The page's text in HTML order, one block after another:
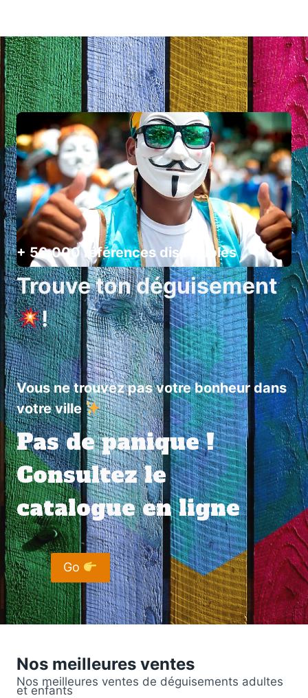
+ 50 000 références disponibles
Trouve ton déguisement
!
Vous ne trouvez pas votre bonheur dans
votre ville
Pas de panique !
Consultez le
catalogue en ligne
Go
Nos meilleures ventes
Nos meilleures ventes de déguisements adultes
et enfants